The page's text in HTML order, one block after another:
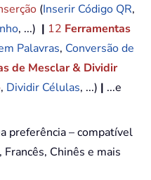
(Inserir Código QR,
, ...) | 12 Ferramentas
Palavras, Conversão de
de Mesclar & Dividir
, Dividir Células, ...) | ...e
preferência – compatível
Chinês e mais